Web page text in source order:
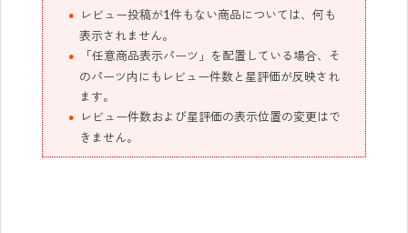
レビュー投稿が1件もない商品については、何も
表示されません。
「任意商品表示パーツ」を配置している場合、そ
のパーツ内にもレビュー件数と星評価が反映され
ます。
レビュー件数および星評価の表示位置の変更はで
きません。